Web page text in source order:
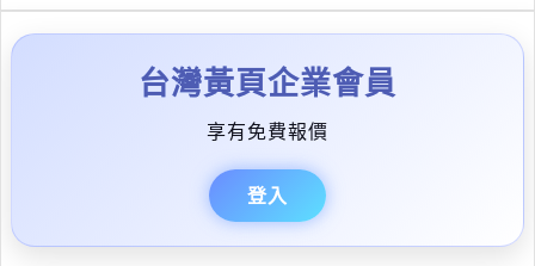
台灣黃頁企業會員
享有免費報價
登入